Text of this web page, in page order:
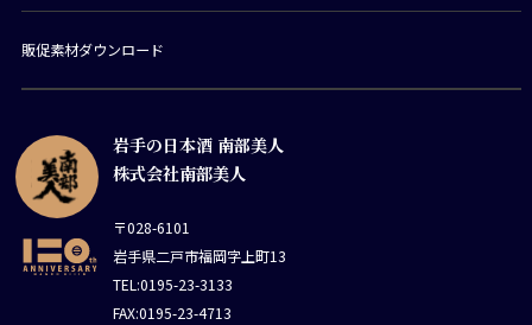
岩手の日本酒 南部美人
株式会社南部美人
〒028-6101
岩手県二戸市福岡字上町13
TEL:0195-23-3133
FAX:0195-23-4713
販促素材ダウンロード